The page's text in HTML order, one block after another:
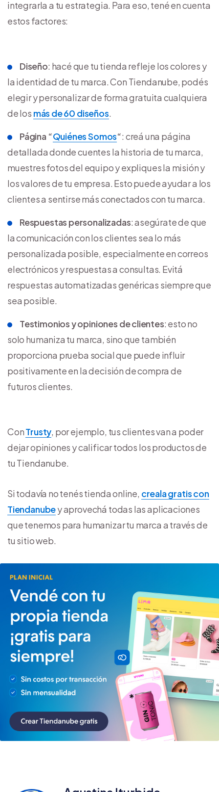
integrarla a tu estrategia. Para eso, tené en cuenta
estos factores:
Diseño: hacé que tu tienda refleje los colores y
la identidad de tu marca. Con Tiendanube, podés
elegir y personalizar de forma gratuita cualquiera
de los más de 60 diseños.
Página “Quiénes Somos“: creá una página
detallada donde cuentes la historia de tu marca,
muestres fotos del equipo y expliques la misión y
los valores de tu empresa. Esto puede ayudar a los
clientes a sentirse más conectados con tu marca.
Respuestas personalizadas: asegúrate de que
la comunicación con los clientes sea lo más
personalizada posible, especialmente en correos
electrónicos y respuestas a consultas. Evitá
respuestas automatizadas genéricas siempre que
sea posible.
Testimonios y opiniones de clientes: esto no
solo humaniza tu marca, sino que también
proporciona prueba social que puede influir
positivamente en la decisión de compra de
futuros clientes.
ConTrusty, por ejemplo, tus clientes van a poder
dejar opiniones y calificar todos los productos de
tu Tiendanube.
Si todavía no tenés tienda online, creala gratis con
Tiendanubey aprovechá todas las aplicaciones
que tenemos para humanizar tu marca a través de
tu sitio web.